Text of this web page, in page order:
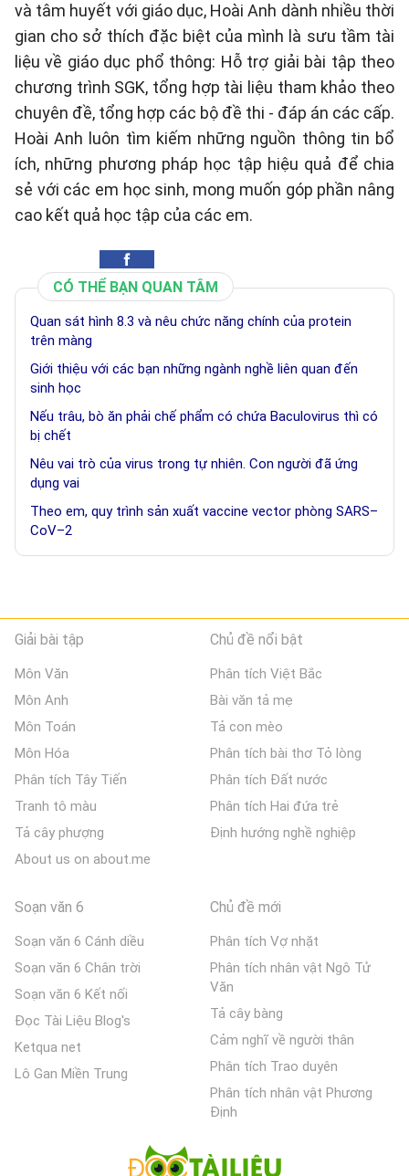
và tâm huyết với giáo dục, Hoài Anh dành nhiều thời
gian cho sở thích đặc biệt của mình là sưu tầm tài
liệu về giáo dục phổ thông: Hỗ trợ giải bài tập theo
chương trình SGK, tổng hợp tài liệu tham khảo theo
chuyên đề, tổng hợp các bộ đề thi - đáp án các cấp.
Hoài Anh luôn tìm kiếm những nguồn thông tin bổ
ích, những phương pháp học tập hiệu quả để chia
sẻ với các em học sinh, mong muốn góp phần nâng
cao kết quả học tập của các em.
CÓ THỂ BẠN QUAN TÂM
Quan sát hình 8.3 và nêu chức năng chính của protein
trên màng
Giới thiệu với các bạn những ngành nghề liên quan đến
sinh học
Nếu trâu, bò ăn phải chế phẩm có chứa Baculovirus thì có
bị chết
Nêu vai trò của virus trong tự nhiên. Con người đã ứng
dụng vai
Theo em, quy trình sản xuất vaccine vector phòng SARS–
CoV–2
Giải bài tập
Môn Văn
Môn Anh
Môn Toán
Môn Hóa
Phân tích Tây Tiến
Tranh tô màu
Tả cây phượng
About us on about.me
Chủ đề nổi bật
Phân tích Việt Bắc
Bài văn tả mẹ
Tả con mèo
Phân tích bài thơ Tỏ lòng
Phân tích Đất nước
Phân tích Hai đứa trẻ
Định hướng nghề nghiệp
Soạn văn 6
Soạn văn 6 Cánh diều
Soạn văn 6 Chân trời
Soạn văn 6 Kết nối
Đọc Tài Liệu Blog's
Ketqua net
Lô Gan Miền Trung
Chủ đề mới
Phân tích Vợ nhặt
Phân tích nhân vật Ngô Tử
Văn
Tả cây bàng
Cảm nghĩ về người thân
Phân tích Trao duyên
Phân tích nhân vật Phương
Định